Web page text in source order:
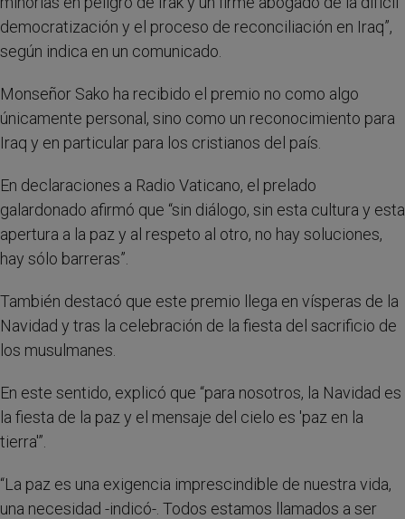
democratización y el proceso de reconciliación en Iraq”,
según indica en un comunicado.
Monseñor Sako ha recibido el premio no como algo
únicamente personal, sino como un reconocimiento para
Iraq y en particular para los cristianos del país.
En declaraciones a Radio Vaticano, el prelado
galardonado afirmó que “sin diálogo, sin esta cultura y esta
apertura a la paz y al respeto al otro, no hay soluciones,
hay sólo barreras”.
También destacó que este premio llega en vísperas de la
Navidad y tras la celebración de la fiesta del sacrificio de
los musulmanes.
En este sentido, explicó que “para nosotros, la Navidad es
la fiesta de la paz y el mensaje del cielo es 'paz en la
tierra'”.
“La paz es una exigencia imprescindible de nuestra vida,
una necesidad -indicó-. Todos estamos llamados a ser